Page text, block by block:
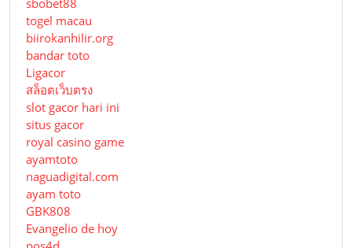
togel macau
biirokanhilir.org
bandar toto
Ligacor
สล็อตเว็บตรง
slot gacor hari ini
situs gacor
royal casino game
ayamtoto
naguadigital.com
ayam toto
GBK808
Evangelio de hoy